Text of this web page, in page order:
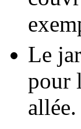
Le
pour
allée.